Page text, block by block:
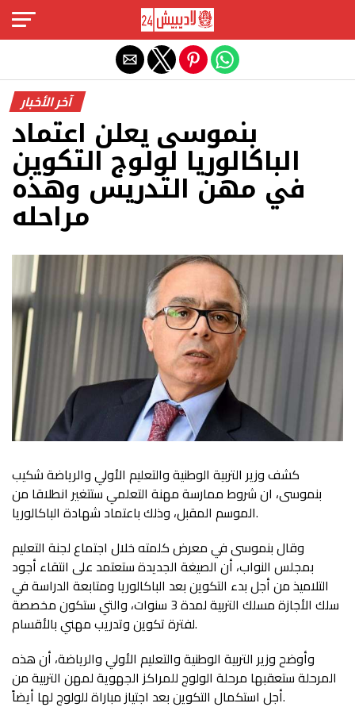
آخر الأخبار
بنموسى يعلن اعتماد
الباكالوريا لولوج التكوين
في مهن التدريس وهذه
مراحله
كشف وزير التربية الوطنية والتعليم الأولي والرياضة شكيب
بنموسى، ان شروط ممارسة مهنة التعلمي ستتغير انطلاقا من
الموسم المقبل، وذلك باعتماد شهادة الباكالوريا.
وقال بنموسى في معرض كلمته خلال اجتماع لجنة التعليم
بمجلس النواب، أن الصيغة الجديدة ستعتمد على انتقاء أجود
التلاميذ من أجل بدء التكوين بعد الباكالوريا ومتابعة الدراسة في
سلك الأجازة مسلك التربية لمدة 3 سنوات، والتي ستكون مخصصة
لفترة تكوين وتدريب مهني بالأقسام.
وأوضح وزير التربية الوطنية والتعليم الأولي والرياضة، أن هذه
المرحلة ستعقبها مرحلة الولوج للمراكز الجهوية لمهن التربية من
أجل استكمال التكوين بعد اجتياز مباراة للولوج لها أيضاً.
Exit mobile version